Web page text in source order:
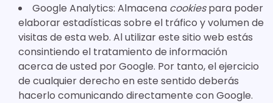
Google Analytics: Almacena cookiespara poder
elaborar estadísticas sobre el tráfico y volumen de
visitas de esta web. Al utilizar este sitio web estás
consintiendo el tratamiento de información
acerca de usted por Google. Por tanto, el ejercicio
de cualquier derecho en este sentido deberás
hacerlo comunicando directamente con Google.